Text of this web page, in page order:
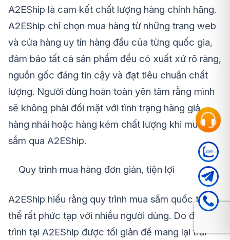
A2EShip là cam kết chất lượng hàng chính hãng.
A2EShip chỉ chọn mua hàng từ những trang web
và cửa hàng uy tín hàng đầu của từng quốc gia,
đảm bảo tất cả sản phẩm đều có xuất xứ rõ ràng,
nguồn gốc đáng tin cậy và đạt tiêu chuẩn chất
lượng. Người dùng hoàn toàn yên tâm rằng mình
sẽ không phải đối mặt với tình trạng hàng giả,
hàng nhái hoặc hàng kém chất lượng khi mua
sắm qua A2EShip.
Quy trình mua hàng đơn giản, tiện lợi
A2EShip hiểu rằng quy trình mua sắm quốc tế có
thể rất phức tạp với nhiều người dùng. Do đó, quy
trình tại A2EShip được tối giản để mang lại trải